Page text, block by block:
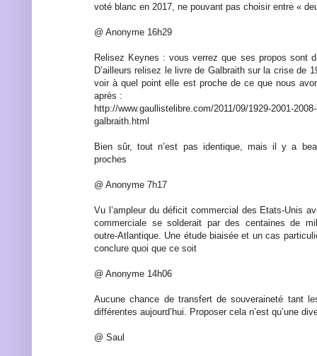
voté blanc en 2017, ne pouvant pas choisir entre «
@ Anonyme 16h29
Relisez Keynes : vous verrez que ses propos sont
D’ailleurs relisez le livre de Galbraith sur la crise de
voir à quel point elle est proche de ce que nous
après :
http://www.gaullistelibre.com/2011/09/1929-2001-
galbraith.html
Bien sûr, tout n’est pas identique, mais il y a
proches
@ Anonyme 7h17
Vu l’ampleur du déficit commercial des Etats-Unis
commerciale se solderait par des centaines de
outre-Atlantique. Une étude biaisée et un cas
conclure quoi que ce soit
@ Anonyme 14h06
Aucune chance de transfert de souveraineté tant
différentes aujourd’hui. Proposer cela n’est qu’une
@ Saul